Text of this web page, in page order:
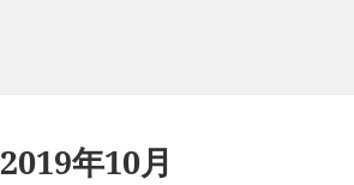
2019年10月